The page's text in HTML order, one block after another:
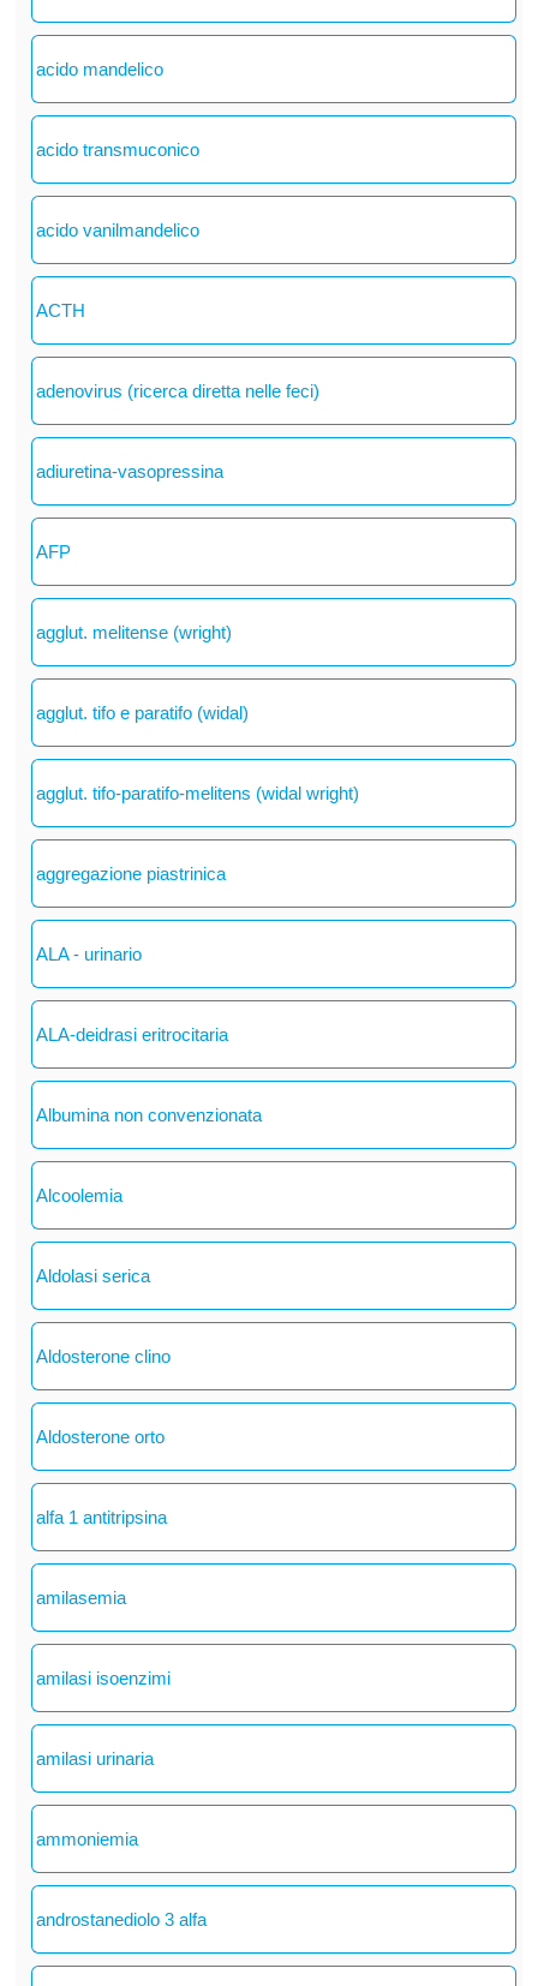
acido mandelico
acido transmuconico
acido vanilmandelico
ACTH
adenovirus (ricerca diretta nelle feci)
adiuretina-vasopressina
AFP
agglut. melitense (wright)
agglut. tifo e paratifo (widal)
agglut. tifo-paratifo-melitens (widal wright)
aggregazione piastrinica
ALA - urinario
ALA-deidrasi eritrocitaria
Albumina non convenzionata
Alcoolemia
Aldolasi serica
Aldosterone clino
Aldosterone orto
alfa 1 antitripsina
amilasemia
amilasi isoenzimi
amilasi urinaria
ammoniemia
androstanediolo 3 alfa